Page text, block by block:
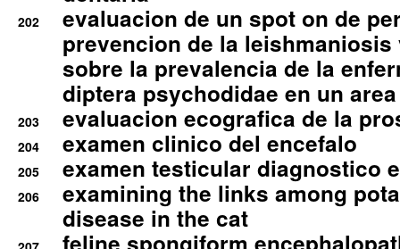
202
evaluacion de un spot on de
prevencion de la
sobre la prevalencia de la
diptera psychodidae en un
203 evaluacion ecografica de la
204 examen clinico del encefalo
205 examen testicular diagnostico
206
examining the links among
disease in the cat
feline spongiform